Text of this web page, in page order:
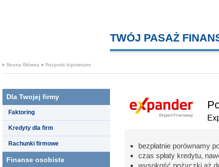
TWÓJ PASAŻ
Strona Główna Pożyczki hipoteczne
Dla Twojej firmy
Faktoring
Kredyty dla firm
Rachunki firmowe
Finanse osobiste
bezpłatnie porównamy
czas spłaty kredytu,
wysokość pożyczki aż